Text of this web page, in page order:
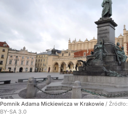
Pomnik Adama Mickiewicza w Krakowie / Źródło:
BY-SA 3.0